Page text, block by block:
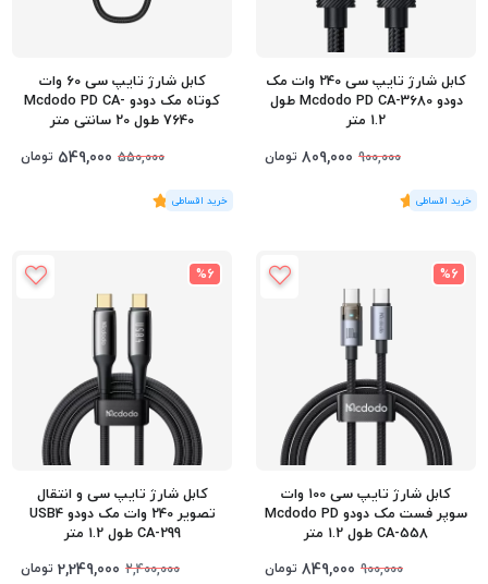
کابل شارژ تایپ سی 240 وات مک
دودو Mcdodo PD CA-3680 طول
1.2 متر
900,000
809,000 تومان
(1رای)
5
کابل شارژ تایپ سی 60 وات
کوتاه مک دودو Mcdodo PD CA-
7640 طول 20 سانتی متر
550,000
549,000 تومان
(2 رای)
5
%6
کابل شارژ تایپ سی 100 وات
سوپر فست مک دودو Mcdodo PD
CA-558 طول 1.2 متر
900,000
849,000 تومان
%6
کابل شارژ تایپ سی و انتقال
تصویر 240 وات مک دودو USB4
CA-299 طول 1.2 متر
2,400,000
2,249,000 تومان